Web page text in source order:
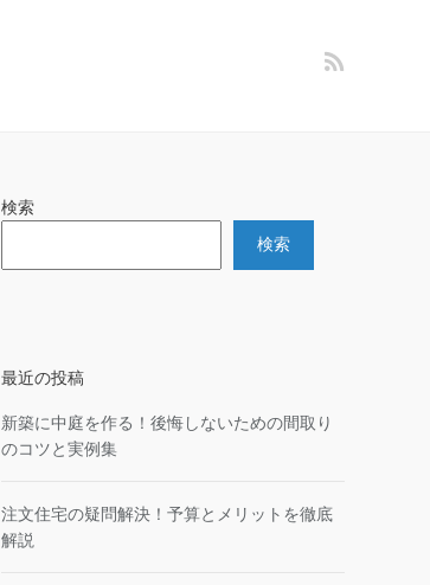
検索
検索
最近の投稿
新築に中庭を作る！後悔しないための間取り
のコツと実例集
注文住宅の疑問解決！予算とメリットを徹底
解説